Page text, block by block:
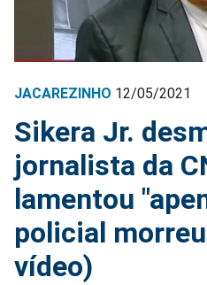
JACAREZINHO 12/05/2021
Sikera Jr.
jornalista da
lamentou
policial
vídeo)